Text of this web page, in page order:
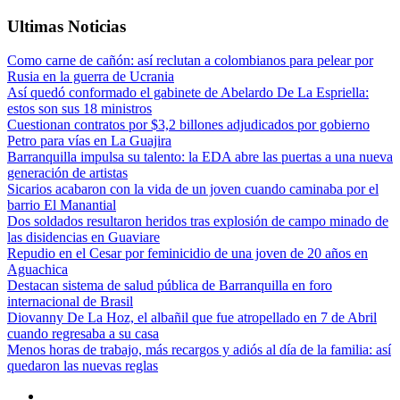
Ultimas Noticias
Como carne de cañón: así reclutan a colombianos para pelear por
Rusia en la guerra de Ucrania
Así quedó conformado el gabinete de Abelardo De La Espriella:
estos son sus 18 ministros
Cuestionan contratos por $3,2 billones adjudicados por gobierno
Petro para vías en La Guajira
Barranquilla impulsa su talento: la EDA abre las puertas a una nueva
generación de artistas
Sicarios acabaron con la vida de un joven cuando caminaba por el
barrio El Manantial
Dos soldados resultaron heridos tras explosión de campo minado de
las disidencias en Guaviare
Repudio en el Cesar por feminicidio de una joven de 20 años en
Aguachica
Destacan sistema de salud pública de Barranquilla en foro
internacional de Brasil
Diovanny De La Hoz, el albañil que fue atropellado en 7 de Abril
cuando regresaba a su casa
Menos horas de trabajo, más recargos y adiós al día de la familia: así
quedaron las nuevas reglas